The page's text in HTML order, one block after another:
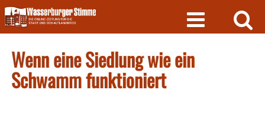
Skip
to
content
Wenn eine Siedlung wie ein
Schwamm funktioniert